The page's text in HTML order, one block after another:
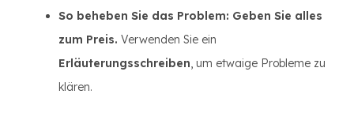
So beheben Sie das Problem: Geben Sie alles
zum Preis. Verwenden Sie ein
Erläuterungsschreiben, um etwaige Probleme zu
klären.